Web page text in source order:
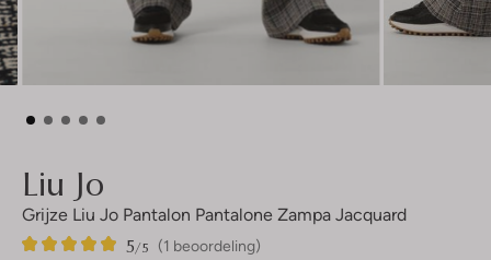
Liu Jo
Grijze Liu Jo Pantalon Pantalone Zampa Jacquard
(1 beoordeling)
5/5
1
5